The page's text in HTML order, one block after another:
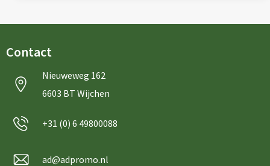
Contact
Nieuweweg 162
6603 BT Wijchen
+31 (0) 6 49800088
ad@adpromo.nl